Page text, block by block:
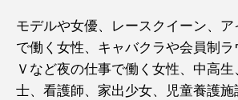
モデルや女優、レースクイーン、
で働く女性、キャバクラや会員制ラ
Ｖなど夜の仕事で働く女性、中高
士、看護師、家出少女、児童養護施